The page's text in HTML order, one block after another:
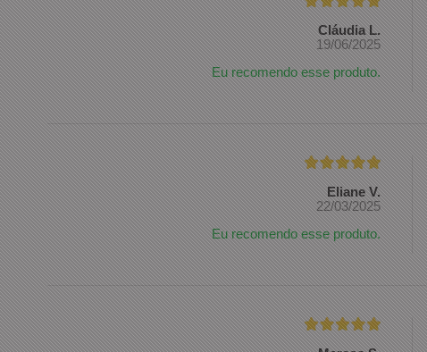
Cláudia L.
19/06/2025
Eu recomendo esse produto.
Eliane V.
22/03/2025
Eu recomendo esse produto.